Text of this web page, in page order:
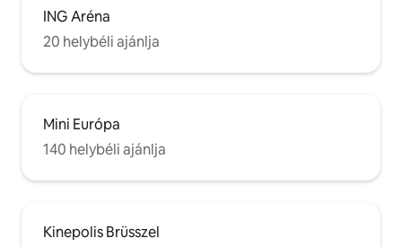
ING Aréna
20 helybéli ajánlja
Mini Európa
140 helybéli ajánlja
Kinepolis Brüsszel